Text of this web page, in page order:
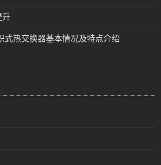
升
式热交换器基本情况及特点介绍